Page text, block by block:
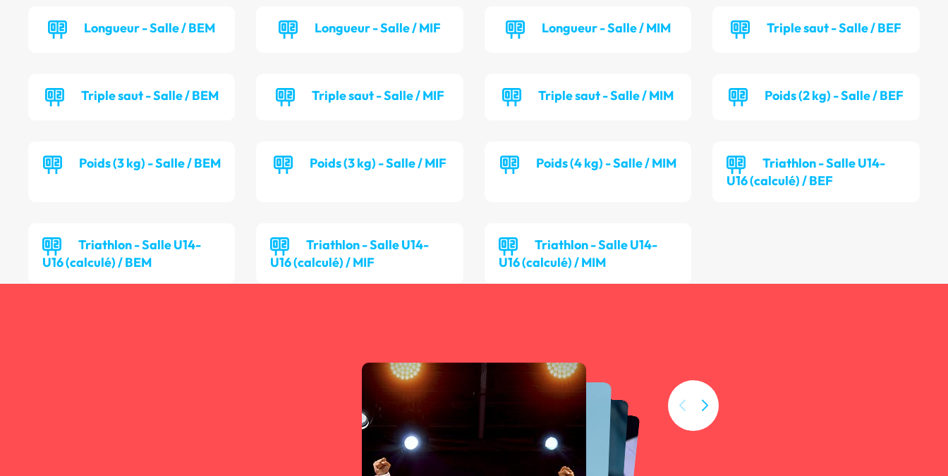
Longueur - Salle / BEM Longueur - Salle / MIF Longueur - Salle / MIM Triple saut - Salle / BEF
Triple saut - Salle / BEM Triple saut - Salle / MIF Triple saut - Salle / MIM Poids (2 kg) - Salle / BEF
Poids (3 kg) - Salle / BEM Poids (3 kg) - Salle / MIF Poids (4 kg) - Salle / MIM
Triathlon - Salle U14-
U16 (calculé) / BEF
Triathlon - Salle U14-
U16 (calculé) / BEM
Triathlon - Salle U14-
U16 (calculé) / MIF
Triathlon - Salle U14-
U16 (calculé) / MIM